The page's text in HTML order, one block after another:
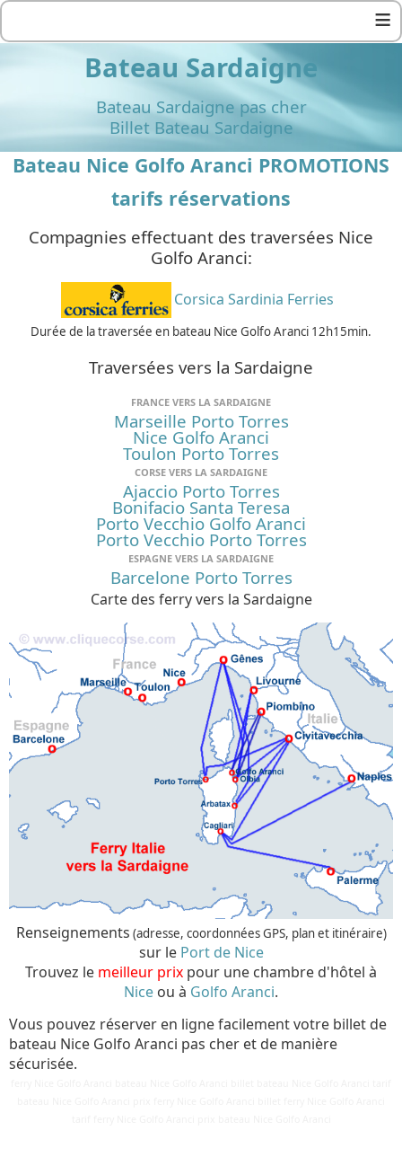
≡
Bateau Sardaigne
Bateau Sardaigne pas cher
Billet Bateau Sardaigne
Bateau Nice Golfo Aranci PROMOTIONS
tarifs réservations
Compagnies effectuant des traversées Nice
Golfo Aranci:
Corsica Sardinia Ferries
Durée de la traversée en bateau Nice Golfo Aranci 12h15min.
Traversées vers la Sardaigne
FRANCE VERS LA SARDAIGNE
Marseille Porto Torres
Nice Golfo Aranci
Toulon Porto Torres
CORSE VERS LA SARDAIGNE
Ajaccio Porto Torres
Bonifacio Santa Teresa
Porto Vecchio Golfo Aranci
Porto Vecchio Porto Torres
ESPAGNE VERS LA SARDAIGNE
Barcelone Porto Torres
Carte des ferry vers la Sardaigne
Renseignements (adresse, coordonnées GPS, plan et itinéraire)
sur le Port de Nice
Trouvez le meilleur prix pour une chambre d'hôtel à
Nice ou à Golfo Aranci.
Vous pouvez réserver en ligne facilement votre billet de
bateau Nice Golfo Aranci pas cher et de manière
sécurisée.